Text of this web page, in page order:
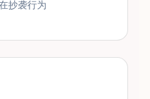
抄袭行为